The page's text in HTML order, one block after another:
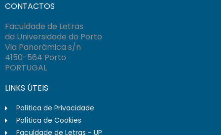
CONTACTOS
Faculdade de Letras
da Universidade do Porto
Via Panorâmica s/n
4150-564 Porto
PORTUGAL
LINKS ÚTEIS
Política de Privacidade
Política de Cookies
Faculdade de Letras - UP